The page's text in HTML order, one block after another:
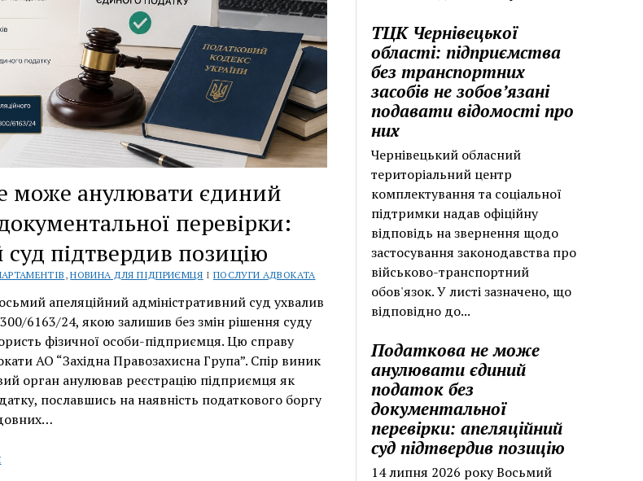
фіскальних
може анулювати єдиний
перевірки:
підтвердив позицію
,НОВИНА ДЛЯ ПІДПРИЄМЦЯ І ПОСЛУГИ АДВОКАТА
апеляційний адміністративний суд ухвалив
6163/24, якою залишив без змін рішення суду
фізичної особи-підприємця. Цю справу
АО “Західна Правозахисна Група”. Спір виник
орган анулював реєстрацію підприємця як
пославшись на наявність податкового боргу
Податкова
ТЦК Чернівецької
області: підприємства
без транспортних
засобів не зобов’язані
подавати відомості про
них
Чернівецький обласний
територіальний центр
комплектування та соціальної
підтримки надав офіційну
відповідь на звернення щодо
застосування законодавства про
військово-транспортний
обов'язок. У листі зазначено, що
відповідно до...
Податкова не може
анулювати єдиний
податок без
документальної
перевірки: апеляційний
суд підтвердив позицію
14 липня 2026 року Восьмий